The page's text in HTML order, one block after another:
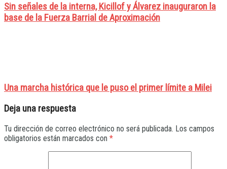
Sin señales de la interna, Kicillof y Álvarez inauguraron la
base de la Fuerza Barrial de Aproximación
Una marcha histórica que le puso el primer límite a Milei
Deja una respuesta
Tu dirección de correo electrónico no será publicada. Los campos
obligatorios están marcados con *